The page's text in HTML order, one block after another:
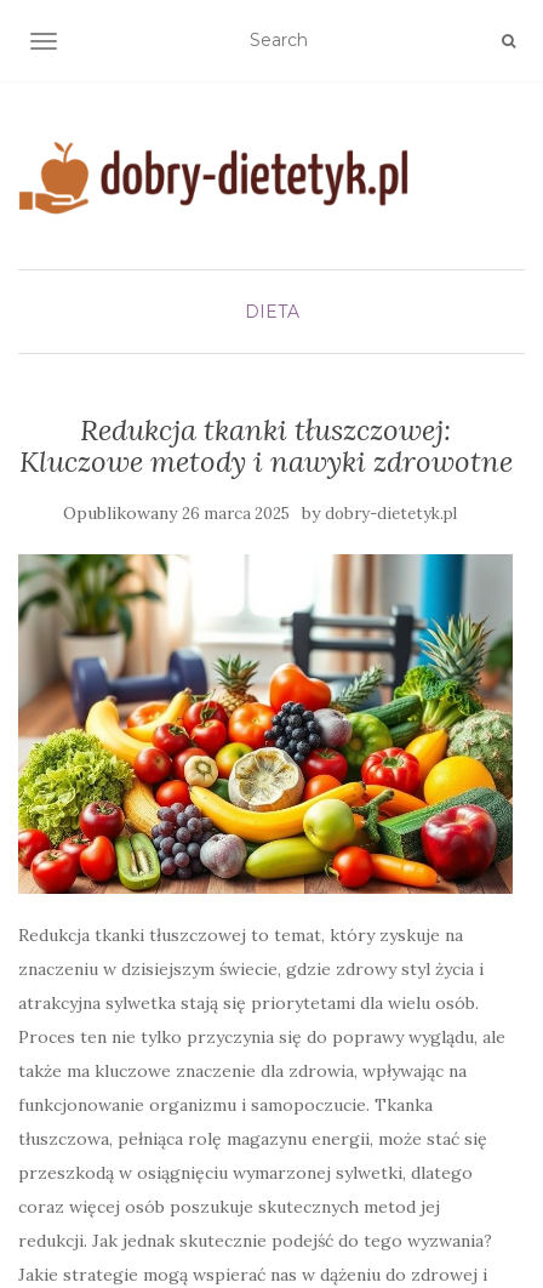
TOGGLE NAVIGATION
DIETA
Redukcja tkanki tłuszczowej:
Kluczowe metody i nawyki zdrowotne
Opublikowany26 marca 2025 bydobry-dietetyk.pl
Redukcja tkanki tłuszczowej to temat, który zyskuje na
znaczeniu w dzisiejszym świecie, gdzie zdrowy styl życia i
atrakcyjna sylwetka stają się priorytetami dla wielu osób.
Proces ten nie tylko przyczynia się do poprawy wyglądu, ale
także ma kluczowe znaczenie dla zdrowia, wpływając na
funkcjonowanie organizmu i samopoczucie. Tkanka
tłuszczowa, pełniąca rolę magazynu energii, może stać się
przeszkodą w osiągnięciu wymarzonej sylwetki, dlatego
coraz więcej osób poszukuje skutecznych metod jej
redukcji. Jak jednak skutecznie podejść do tego wyzwania?
Jakie strategie mogą wspierać nas w dążeniu do zdrowej i